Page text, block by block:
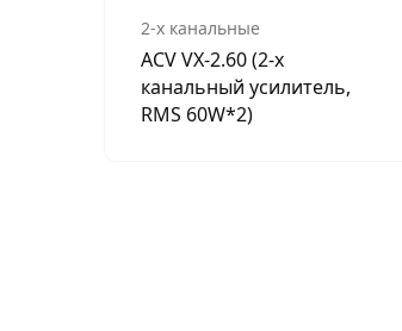
2-х канальные
ACV VX-2.60 (2-х
канальный усилитель,
RMS 60W*2)